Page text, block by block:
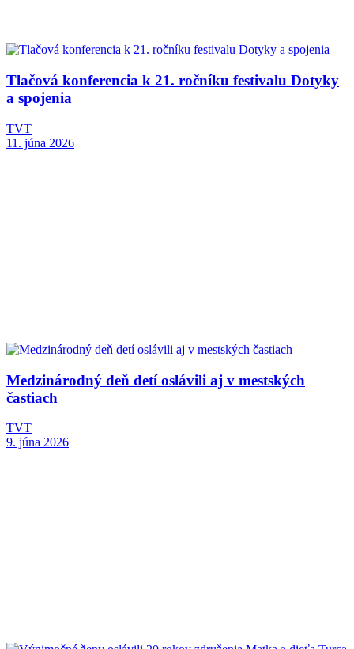
Tlačová konferencia k 21. ročníku festivalu Dotyky
a spojenia
TVT
11. júna 2026
Medzinárodný deň detí oslávili aj v mestských
častiach
TVT
9. júna 2026